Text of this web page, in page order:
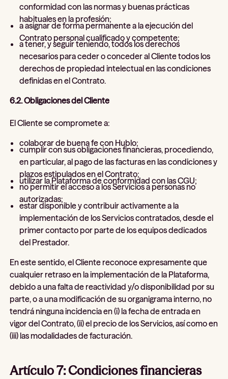
conformidad con las normas y buenas prácticas
habituales en la profesión;
a asignar de forma permanente a la ejecución del
Contrato personal cualificado y competente;
a tener, y seguir teniendo, todos los derechos
necesarios para ceder o conceder al Cliente todos los
derechos de propiedad intelectual en las condiciones
definidas en el Contrato.
6.2. Obligaciones del Cliente
El Cliente se compromete a:
colaborar de buena fe con Hublo;
cumplir con sus obligaciones financieras, procediendo,
en particular, al pago de las facturas en las condiciones y
plazos estipulados en el Contrato;
utilizar la Plataforma de conformidad con las CGU;
no permitir el acceso a los Servicios a personas no
autorizadas;
estar disponible y contribuir activamente a la
implementación de los Servicios contratados, desde el
primer contacto por parte de los equipos dedicados
del Prestador.
En este sentido, el Cliente reconoce expresamente que
cualquier retraso en la implementación de la Plataforma,
debido a una falta de reactividad y/o disponibilidad por su
parte, o a una modificación de su organigrama interno, no
tendrá ninguna incidencia en (i) la fecha de entrada en
vigor del Contrato, (ii) el precio de los Servicios, así como en
(iii) las modalidades de facturación.
Artículo 7: Condiciones financieras